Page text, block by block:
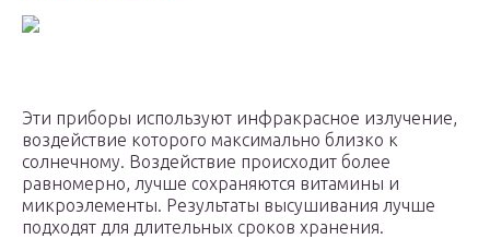
Эти приборы используют инфракрасное излучение,
воздействие которого максимально близко к
солнечному. Воздействие происходит более
равномерно, лучше сохраняются витамины и
микроэлементы. Результаты высушивания лучше
подходят для длительных сроков хранения.